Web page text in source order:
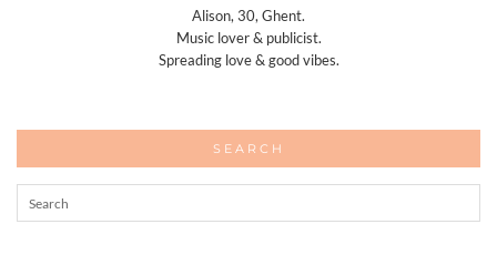
Alison, 30, Ghent.
Music lover & publicist.
Spreading love & good vibes.
SEARCH